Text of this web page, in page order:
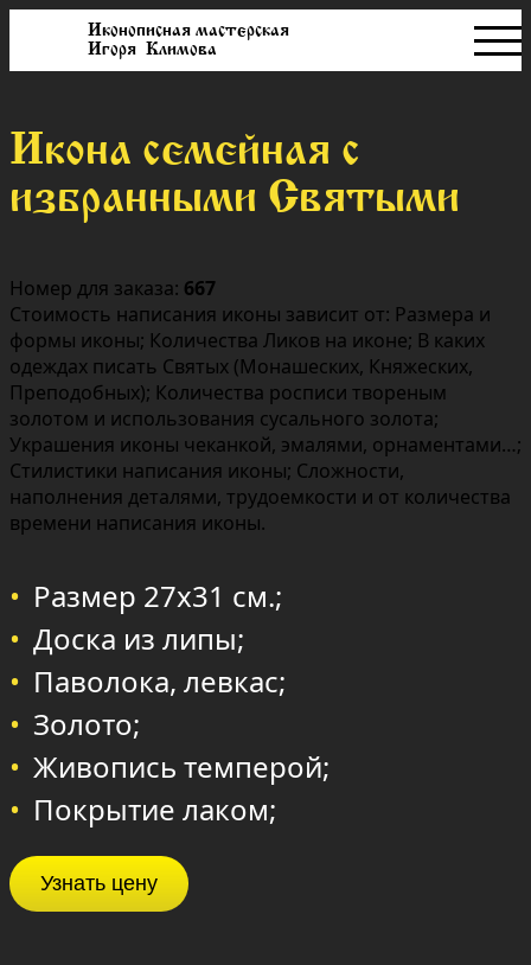
Иконописная мастерская
Игоря Климова
Икона семейная с
избранными Святыми
Номер для заказа: 667
Стоимость написания иконы зависит от: Размера и
формы иконы; Количества Ликов на иконе; В каких
одеждах писать Святых (Монашеских, Княжеских,
Преподобных); Количества росписи твореным
золотом и использования сусального золота;
Украшения иконы чеканкой, эмалями, орнаментами…;
Стилистики написания иконы; Сложности,
наполнения деталями, трудоемкости и от количества
времени написания иконы.
Размер 27х31 см.;
Доска из липы;
Паволока, левкас;
Золото;
Живопись темперой;
Покрытие лаком;
Узнать цену